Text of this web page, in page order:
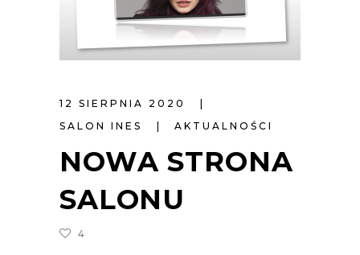
12 SIERPNIA 2020
SALON INES
AKTUALNOŚCI
NOWA STRONA
SALONU
4